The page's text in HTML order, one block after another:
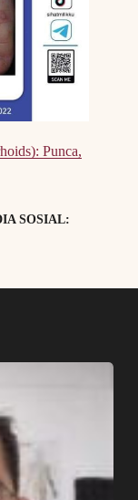
Punca,
SOSIAL: